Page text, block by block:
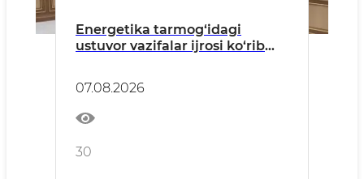
Energetika tarmog‘idagi
ustuvor vazifalar ijrosi ko‘rib
07.08.2026
30